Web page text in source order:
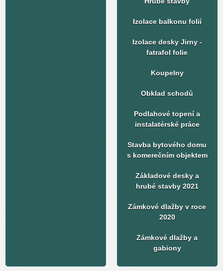
Izolace balkonu folií
Izolace desky Jirny -
fatrafol folie
Koupelny
Obklad schodů
Podlahové topení a
instalatérské práce
Stavba bytového domu
s komerečním objektem
Základové desky a
hrubé stavby 2021
Zámkové dlažby v roce
2020
Zámkové dlažby a
gabiony